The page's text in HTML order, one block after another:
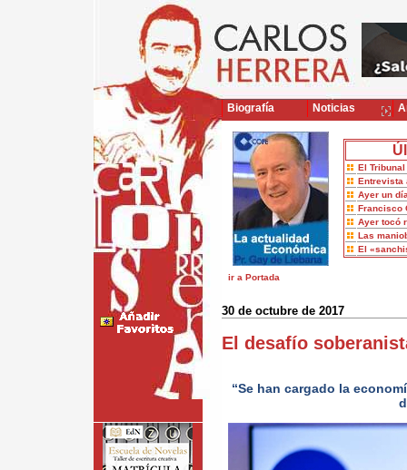
El
Entrevista
Ayer un
Francisco
Ayer tocó
Las
El
ir a Portada
30 de octubre de 2017
El desafío
“Se han cargado la
Biografía Noticias